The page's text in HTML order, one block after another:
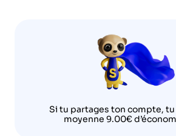
Si tu partages ton compte, tu
moyenne 9.00€